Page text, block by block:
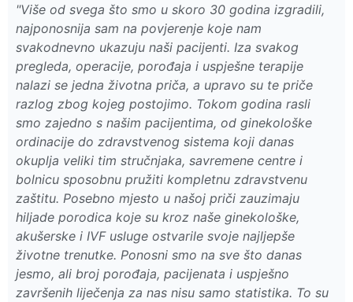
"Više od svega što smo u skoro 30 godina izgradili,
najponosnija sam na povjerenje koje nam
svakodnevno ukazuju naši pacijenti. Iza svakog
pregleda, operacije, porođaja i uspješne terapije
nalazi se jedna životna priča, a upravo su te priče
razlog zbog kojeg postojimo. Tokom godina rasli
smo zajedno s našim pacijentima, od ginekološke
ordinacije do zdravstvenog sistema koji danas
okuplja veliki tim stručnjaka, savremene centre i
bolnicu sposobnu pružiti kompletnu zdravstvenu
zaštitu. Posebno mjesto u našoj priči zauzimaju
hiljade porodica koje su kroz naše ginekološke,
akušerske i IVF usluge ostvarile svoje najljepše
životne trenutke. Ponosni smo na sve što danas
jesmo, ali broj porođaja, pacijenata i uspješno
završenih liječenja za nas nisu samo statistika. To su